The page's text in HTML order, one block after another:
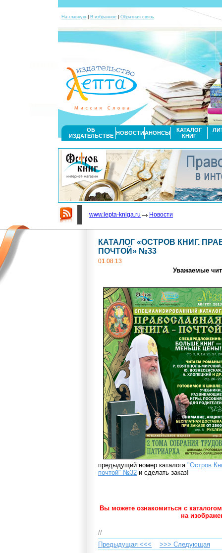
На главную В избранное Обратная связь
ОБ
ИЗДАТЕЛЬСТВЕ НОВОСТИАНОНСЫ
КАТАЛОГ
КНИГ
www.lepta-kniga.ru Новости
КАТАЛОГ «ОСТРОВ КНИГ.
ПОЧТОЙ» №33
01.08.13
Уважаемые
предыдущий номер каталога "Остров
почтой" №32 и сделать заказ!
Вы можете ознакомиться с
на
//
Предыдущая <<<
>>> Cледующая